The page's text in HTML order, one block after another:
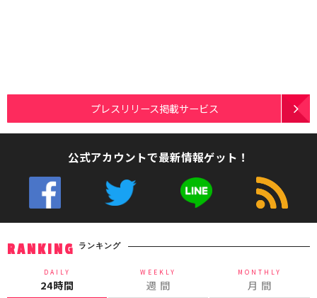
プレスリリース掲載サービス
公式アカウントで最新情報ゲット！
RANKING ランキング
DAILY
24時間
WEEKLY
週 間
MONTHLY
月 間